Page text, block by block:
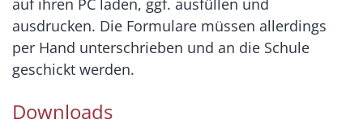
auf ihren PC laden, ggf. ausfüllen und
ausdrucken. Die Formulare müssen allerdings
per Hand unterschrieben und an die Schule
geschickt werden.
Downloads